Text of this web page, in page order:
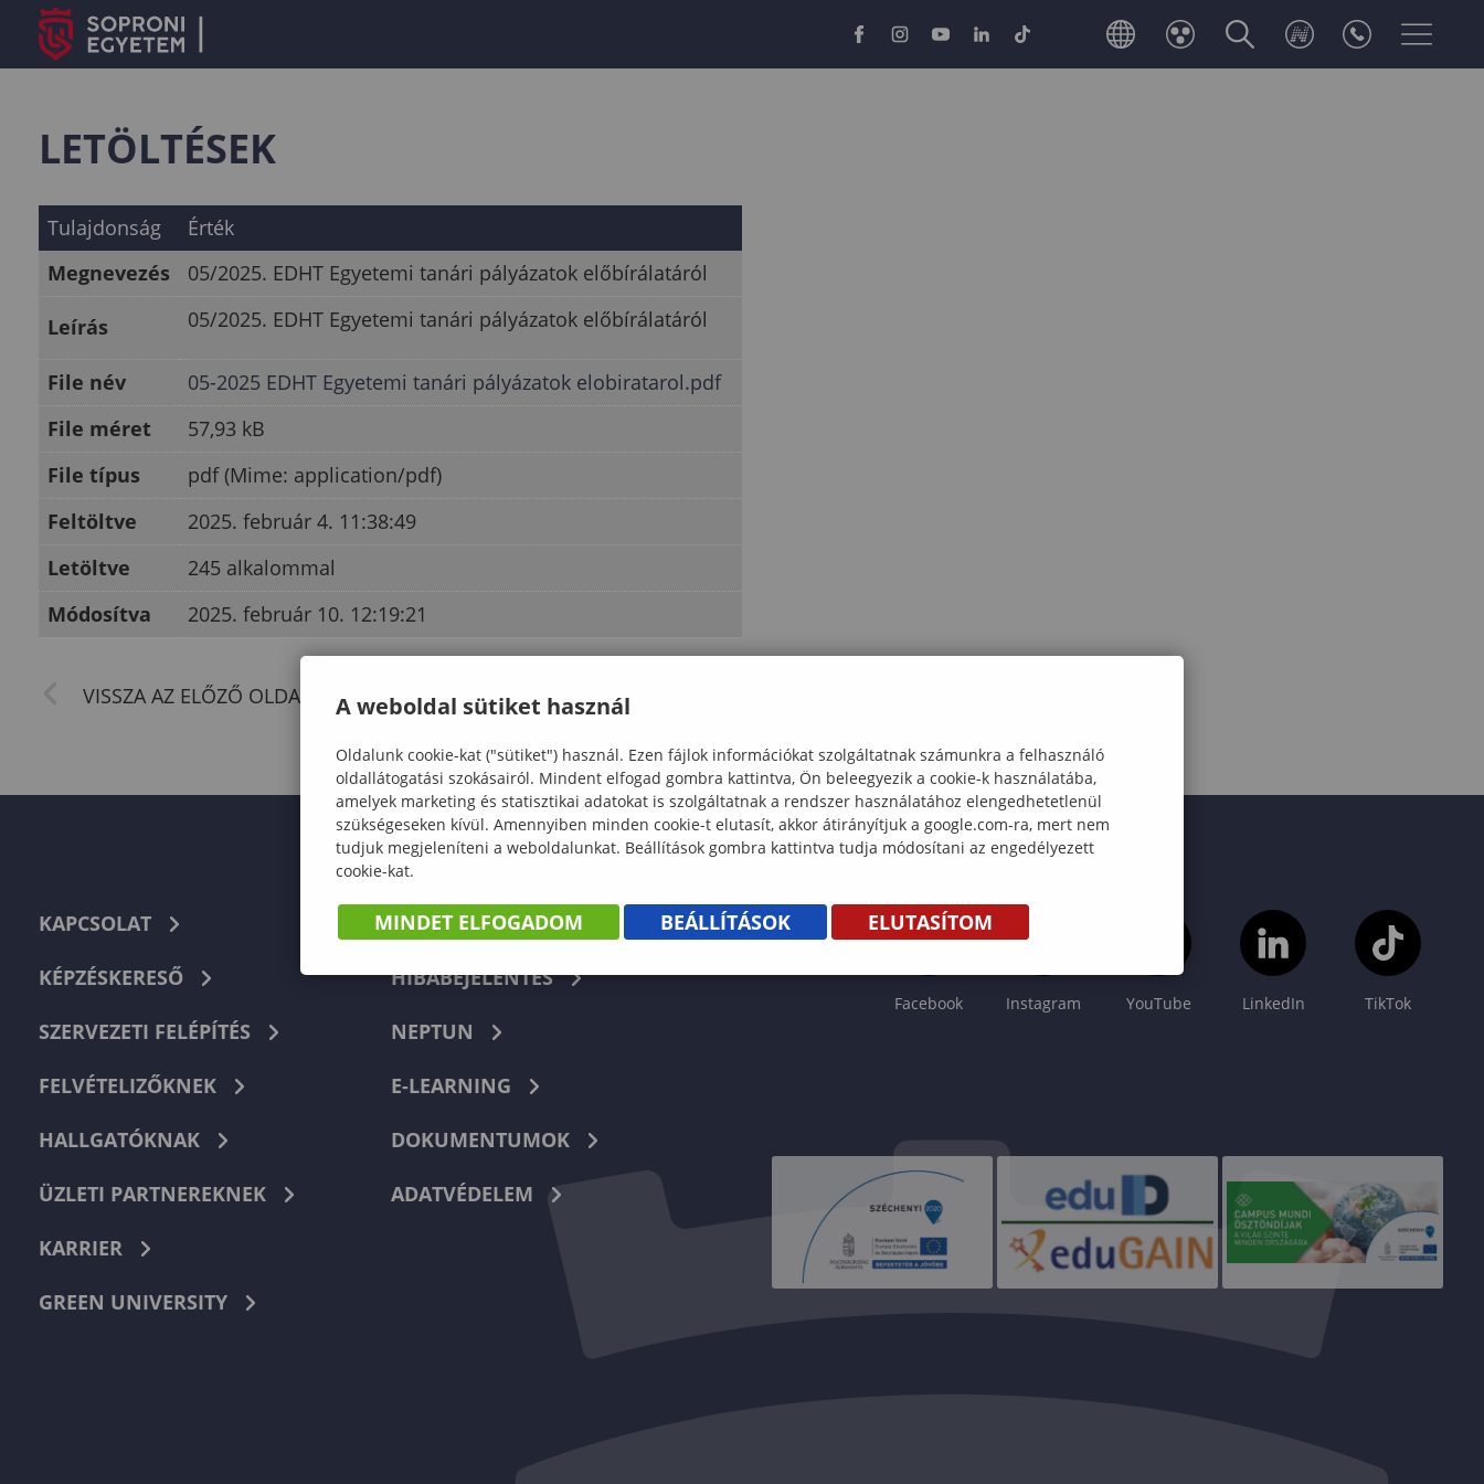
LETÖLTÉSEK
Tulajdonság
Érték
Megnevezés
05/2025. EDHT Egyetemi tanári pályázatok előbírálatáról
Leírás 05/2025. EDHT Egyetemi tanári pályázatok előbírálatáról
File név
05-2025 EDHT Egyetemi tanári pályázatok elobiratarol.pdf
File méret
57,93 kB
File típus
pdf (Mime: application/pdf)
Feltöltve
2025. február 4. 11:38:49
Letöltve
245 alkalommal
Módosítva
2025. február 10. 12:19:21
KAPCSOLAT
KÉPZÉSKERESŐ
SZERVEZETI FELÉPÍTÉS
FELVÉTELIZŐKNEK
HALLGATÓKNAK
ÜZLETI PARTNEREKNEK
KARRIER
GREEN UNIVERSITY
TELEFONKÖNYV
HIBABEJELENTÉS
NEPTUN
E-LEARNING
DOKUMENTUMOK
ADATVÉDELEM
Facebook Instagram YouTube LinkedIn TikTok
A weboldal sütiket használ
Oldalunk cookie-kat ("sütiket") használ. Ezen fájlok információkat szolgáltatnak számunkra a felhasználó
oldallátogatási szokásairól. Mindent elfogad gombra kattintva, Ön beleegyezik a cookie-k használatába,
amelyek marketing és statisztikai adatokat is szolgáltatnak a rendszer használatához elengedhetetlenül
szükségeseken kívül. Amennyiben minden cookie-t elutasít, akkor átirányítjuk a google.com-ra, mert nem
tudjuk megjeleníteni a weboldalunkat. Beállítások gombra kattintva tudja módosítani az engedélyezett
cookie-kat.
MINDET ELFOGADOM BEÁLLÍTÁSOK ELUTASÍTOM